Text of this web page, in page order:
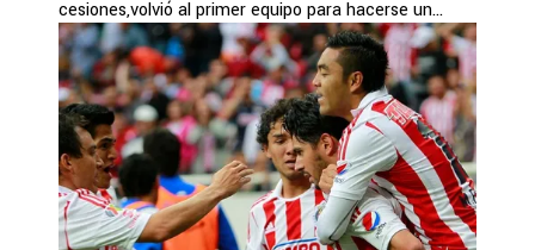
cesiones,volvió al primer equipo para hacerse un...